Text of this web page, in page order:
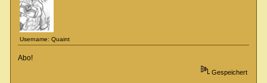
Username: Quaint
Abo!
Gespeichert